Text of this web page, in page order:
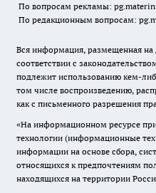
По вопросам рекламы:
По редакционным вопросам:
Вся информация, размещенная на
соответствии с
подлежит использованию кем-
том числе воспроизведению,
как с письменного разрешения
«На информационном ресурсе
технологии (информационные
информации на основе сбора,
относящихся к предпочтениям
находящихся на территории